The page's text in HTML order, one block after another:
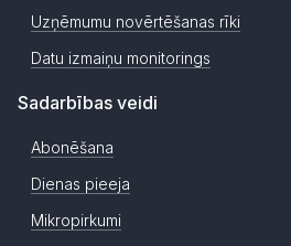
Uzņēmumu novērtēšanas rīki
Datu izmaiņu monitorings
Sadarbības veidi
Abonēšana
Dienas pieeja
Mikropirkumi